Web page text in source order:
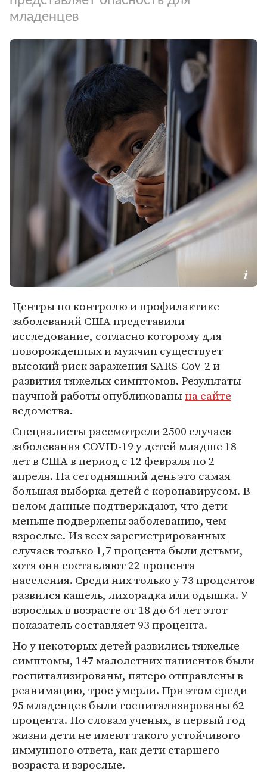
младенцев
Центры по контролю и профилактике
заболеваний США представили
исследование, согласно которому для
новорожденных и мужчин существует
высокий риск заражения SARS-CoV-2 и
развития тяжелых симптомов. Результаты
научной работы опубликованына сайте
ведомства.
Специалисты рассмотрели 2500 случаев
заболевания COVID-19 у детей младше 18
лет в США в период с 12 февраля по 2
апреля. На сегодняшний день это самая
большая выборка детей с коронавирусом. В
целом данные подтверждают, что дети
меньше подвержены заболеванию, чем
взрослые. Из всех зарегистрированных
случаев только 1,7 процента были детьми,
хотя они составляют 22 процента
населения. Среди них только у 73 процентов
развился кашель, лихорадка или одышка. У
взрослых в возрасте от 18 до 64 лет этот
показатель составляет 93 процента.
Но у некоторых детей развились тяжелые
симптомы, 147 малолетних пациентов были
госпитализированы, пятеро отправлены в
реанимацию, трое умерли. При этом среди
95 младенцев были госпитализированы 62
процента. По словам ученых, в первый год
жизни дети не имеют такого устойчивого
иммунного ответа, как дети старшего
возраста и взрослые.